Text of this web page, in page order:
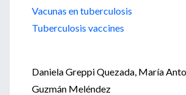
Vacunas en tuberculosis
Tuberculosis vaccines
Daniela Greppi Quezada, María
Guzmán Meléndez